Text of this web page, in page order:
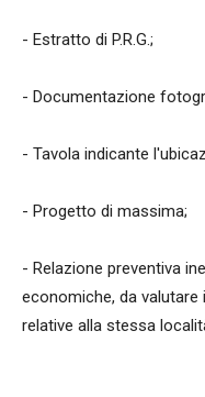
- Estratto di P.R.G.;
- Documentazione
- Tavola indicante
- Progetto di massima;
- Relazione preventiva
economiche, da
relative alla stessa